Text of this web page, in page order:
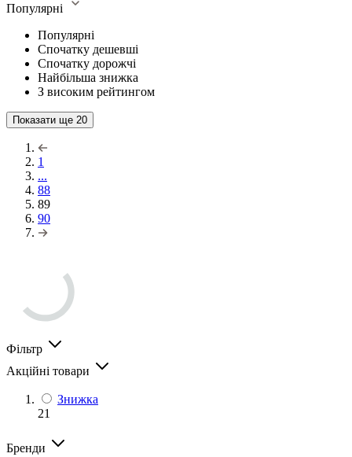
Популярні
Популярні
Спочатку дешевші
Спочатку дорожчі
Найбільша знижка
З високим рейтингом
Показати ще 20
1
...
88
89
90
Фільтр
Акційні товари
Знижка
21
Бренди